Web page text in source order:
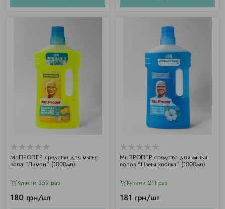
Mr.ПРОПЕР средство для мытья
пола "Лимон" (1000мл)
Купили 359 раз
180 грн/шт
Mr.ПРОПЕР средство для мытья
полов "Цветы хлопка" (1000мл)
Купили 211 раз
181 грн/шт